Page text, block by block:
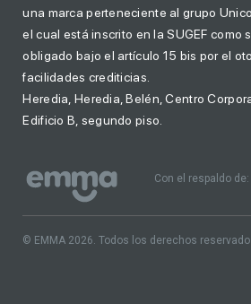
una marca perteneciente al grupo
el cual está inscrito en la SUGEF como
obligado bajo el artículo 15 bis por el
facilidades crediticias.
Heredia, Heredia, Belén, Centro
Edificio B, segundo piso.
© EMMA 2026. Todos los derechos
Con el respaldo de: